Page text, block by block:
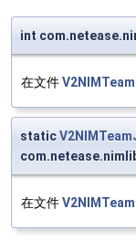
int
在文件
static
在文件